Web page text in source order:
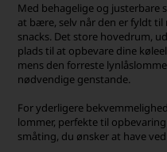
Med behagelige og
at bære, selv når den er fyldt
snacks. Det store hovedrum,
plads til at opbevare dine
mens den forreste
nødvendige genstande.
For yderligere
lommer, perfekte til
småting, du ønsker at have